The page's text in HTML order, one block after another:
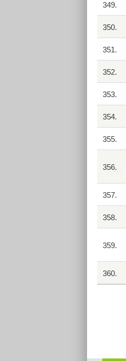
349.
350.
351.
352.
353.
354.
355.
356.
357.
358.
359.
360.